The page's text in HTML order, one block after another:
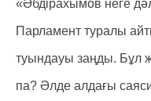
«Әбдірахымов неге
Парламент туралы
туындауы заңды. Бұл
па? Әлде алдағы